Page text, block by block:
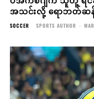
အသင်းလို့ ရောဘတ်ဆ
SOCCER SPORTS AUTHOR -